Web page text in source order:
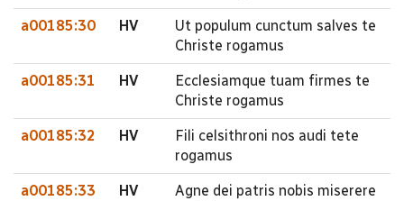
a00185:30 HV
Ut populum cunctum salves te
Christe rogamus
a00185:31 HV
Ecclesiamque tuam firmes te
Christe rogamus
a00185:32 HV
Fili celsithroni nos audi tete
rogamus
a00185:33 HV
Agne dei patris nobis miserere